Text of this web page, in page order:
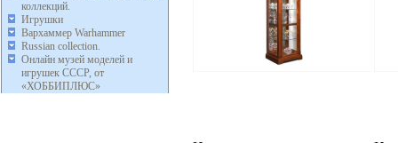
коллекций.
Игрушки
Вархаммер Warhammer
Russian collection.
Онлайн музей моделей и
игрушек СССР, от
«ХОББИПЛЮС»